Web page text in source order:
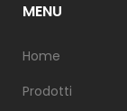
MENU
Home
Prodotti